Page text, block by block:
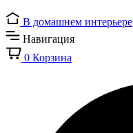
В домашнем интерьере
Навигация
0 Корзина